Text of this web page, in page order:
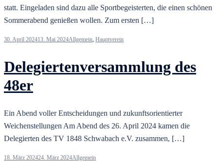
statt. Eingeladen sind dazu alle Sportbegeisterten, die einen schönen
Sommerabend genießen wollen. Zum ersten […]
30. April 202413. Mai 2024Allgemein, Hauptverein
Delegiertenversammlung des
48er
Ein Abend voller Entscheidungen und zukunftsorientierter
Weichenstellungen Am Abend des 26. April 2024 kamen die
Delegierten des TV 1848 Schwabach e.V. zusammen, […]
18. März 202424. März 2024Allgemein